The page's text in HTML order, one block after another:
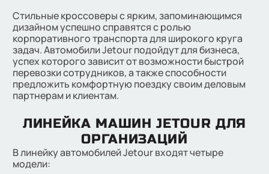
Стильные кроссоверы с ярким, запоминающимся
дизайном успешно справятся с ролью
корпоративного транспорта для широкого круга
задач. Автомобили Jetour подойдут для бизнеса,
успех которого зависит от возможности быстрой
перевозки сотрудников, а также способности
предложить комфортную поездку своим деловым
партнерам и клиентам.
ЛИНЕЙКА МАШИН JETOUR ДЛЯ
ОРГАНИЗАЦИЙ
В линейку автомобилей Jetour входят четыре
модели: